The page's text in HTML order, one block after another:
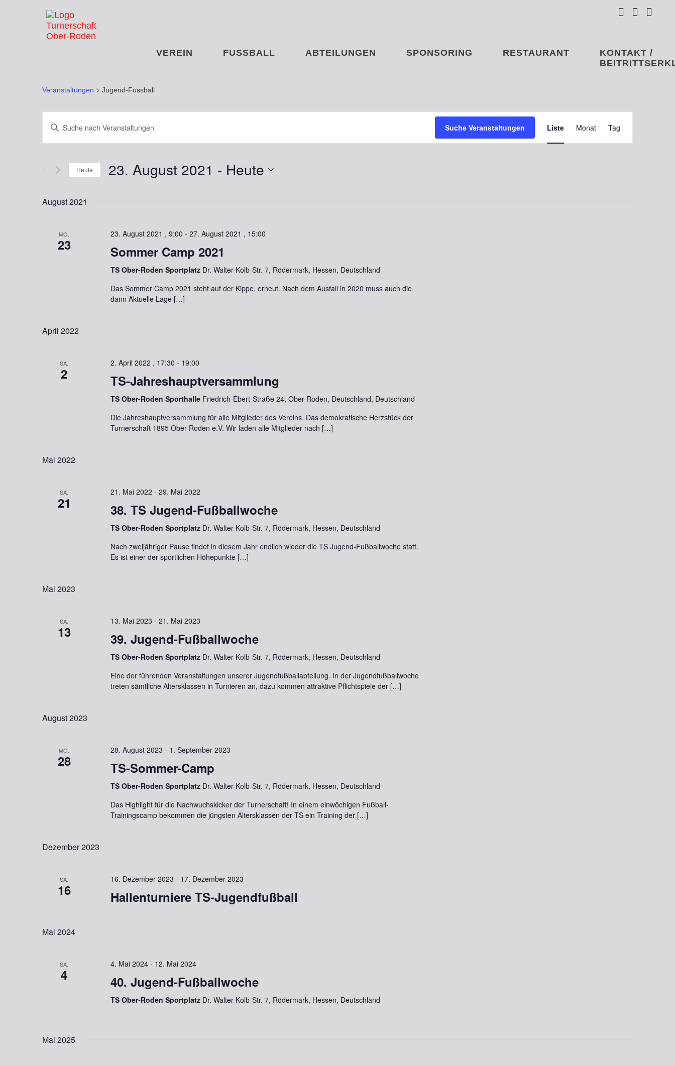
  
VEREIN FUSSBALL ABTEILUNGEN SPONSORING RESTAURANT
KONTAKT /
JUGEND-FUSSBALL
Veranstaltungen Jugend-Fussball
Veranstaltungen
Suche
Ansichten,
Navigation
Bitte
Schlüsselwort
eingeben.
nach
Veranstaltungen
Suche Veranstaltungen
Ansichten-
Navigation
Liste Monat Tag
Heute 23. August 2021 - Heute
August 2021
MO.
23
23. August 2021 , 9:00 - 27. August 2021 , 15:00
Sommer Camp 2021
TS Ober-Roden Sportplatz Dr. Walter-Kolb-Str. 7, Rödermark, Hessen, Deutschland
Das Sommer Camp 2021 steht auf der Kippe, erneut. Nach dem Ausfall in 2020 muss auch die
dann Aktuelle Lage […]
April 2022
SA.
2
2. April 2022 , 17:30 - 19:00
TS-Jahreshauptversammlung
TS Ober-Roden Sporthalle Friedrich-Ebert-Straße 24, Ober-Roden, Deutschland, Deutschland
Die Jahreshauptversammlung für alle Mitglieder des Vereins. Das demokratische Herzstück der
Turnerschaft 1895 Ober-Roden e.V. Wir laden alle Mitglieder nach […]
Mai 2022
SA.
21
21. Mai 2022 - 29. Mai 2022
38. TS Jugend-Fußballwoche
TS Ober-Roden Sportplatz Dr. Walter-Kolb-Str. 7, Rödermark, Hessen, Deutschland
Nach zweijähriger Pause findet in diesem Jahr endlich wieder die TS Jugend-Fußballwoche statt.
Es ist einer der sportlichen Höhepunkte […]
Mai 2023
SA.
13
13. Mai 2023 - 21. Mai 2023
39. Jugend-Fußballwoche
TS Ober-Roden Sportplatz Dr. Walter-Kolb-Str. 7, Rödermark, Hessen, Deutschland
Eine der führenden Veranstaltungen unserer Jugendfußballabteilung. In der Jugendfußballwoche
treten sämtliche Altersklassen in Turnieren an, dazu kommen attraktive Pflichtspiele der […]
August 2023
MO.
28
28. August 2023 - 1. September 2023
TS-Sommer-Camp
TS Ober-Roden Sportplatz Dr. Walter-Kolb-Str. 7, Rödermark, Hessen, Deutschland
Das Highlight für die Nachwuchskicker der Turnerschaft! In einem einwöchigen Fußball-
Trainingscamp bekommen die jüngsten Altersklassen der TS ein Training der […]
Dezember 2023
SA.
16
16. Dezember 2023 - 17. Dezember 2023
Hallenturniere TS-Jugendfußball
Mai 2024
SA.
4
4. Mai 2024- 12. Mai 2024
40. Jugend-Fußballwoche
TS Ober-Roden Sportplatz Dr. Walter-Kolb-Str. 7, Rödermark, Hessen, Deutschland
Mai 2025